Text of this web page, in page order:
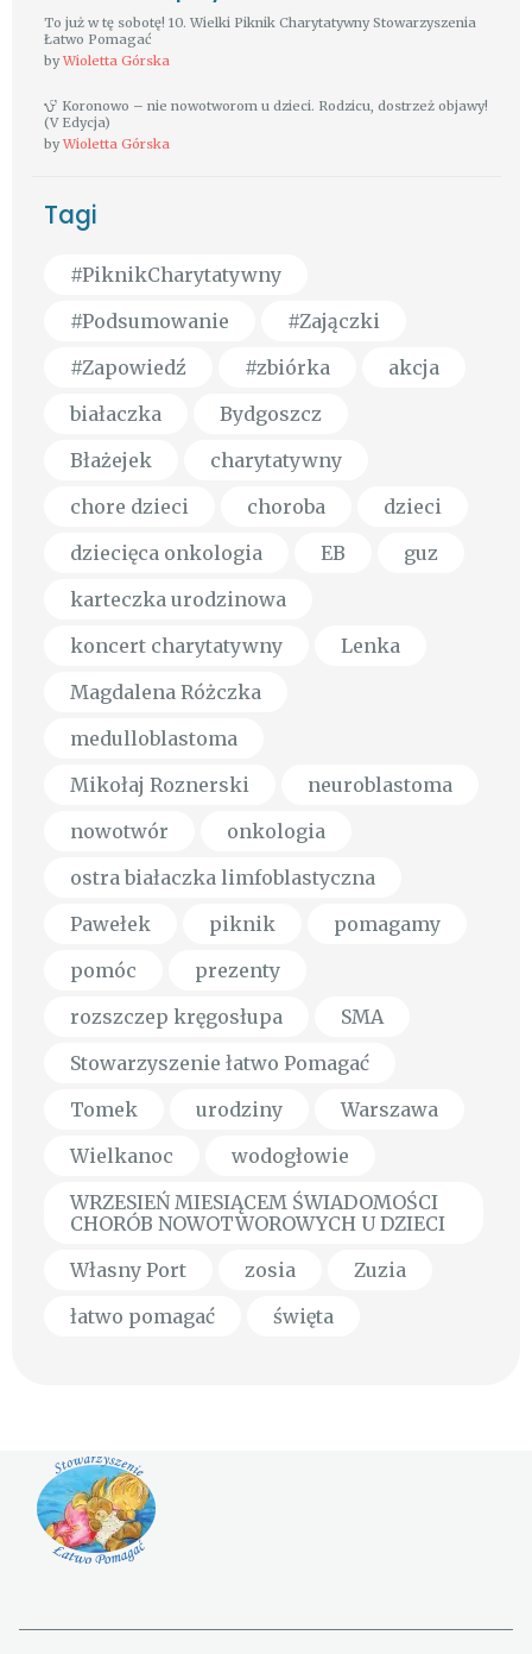
To już w tę sobotę! 10. Wielki Piknik Charytatywny Stowarzyszenia
Łatwo Pomagać
byWioletta Górska
Koronowo – nie nowotworom u dzieci. Rodzicu, dostrzeż objawy!
(V Edycja)
byWioletta Górska
Tagi
#PiknikCharytatywny
#Podsumowanie
#Zajączki
#Zapowiedź
#zbiórka
akcja
białaczka
Bydgoszcz
Błażejek
charytatywny
chore dzieci
choroba
dzieci
dziecięca onkologia
EB
guz
karteczka urodzinowa
koncert charytatywny
Lenka
Magdalena Różczka
medulloblastoma
Mikołaj Roznerski
neuroblastoma
nowotwór
onkologia
ostra białaczka limfoblastyczna
Pawełek
piknik
pomagamy
pomóc
prezenty
rozszczep kręgosłupa
SMA
Stowarzyszenie łatwo Pomagać
Tomek
urodziny
Warszawa
Wielkanoc
wodogłowie
WRZESIEŃ MIESIĄCEM ŚWIADOMOŚCI
CHORÓB NOWOTWOROWYCH U DZIECI
Własny Port
zosia
Zuzia
łatwo pomagać
święta